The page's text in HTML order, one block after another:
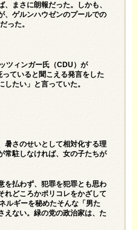
まさに朗報だった。しかも、
、ゲルンハウゼンのプールでの
った。
ツィンガー氏（CDU）が
ていると聞こえる発言をした
たい」と言っていた。
暑さのせいとして相対化する理
常駐しなければ、女の子たちが
を払わず、犯罪を犯罪とも思わ
れどころかポリコレをかざして
ルギーを秘めたそんな「男た
えない。緑の党の政治家は、た